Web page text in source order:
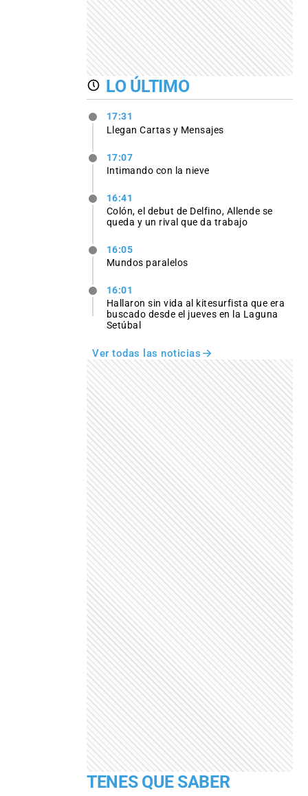
LO ÚLTIMO
17:31
Llegan Cartas y Mensajes
17:07
Intimando con la nieve
16:41
Colón, el debut de Delfino, Allende se
queda y un rival que da trabajo
16:05
Mundos paralelos
16:01
Hallaron sin vida al kitesurfista que era
buscado desde el jueves en la Laguna
Setúbal
Ver todas las noticias
TENES QUE SABER